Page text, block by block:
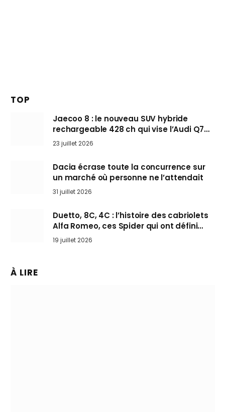
TOP
Jaecoo 8 : le nouveau SUV hybride
rechargeable 428 ch qui vise l’Audi Q7
arrive en Europe cet automne
23 juillet 2026
Dacia écrase toute la concurrence sur
un marché où personne ne l’attendait
31 juillet 2026
Duetto, 8C, 4C : l’histoire des cabriolets
Alfa Romeo, ces Spider qui ont défini
l’art de rouler cheveux au vent
19 juillet 2026
À LIRE